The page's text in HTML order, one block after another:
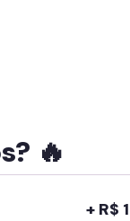
🔥
+ R$